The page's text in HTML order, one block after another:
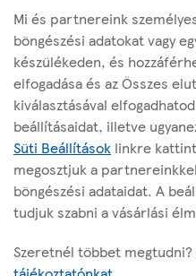
Az oldalról
Hasznos linkek
Mi és partnereink
böngészési adatokat vagy
készülékeden, és
elfogadása és az Összes
kiválasztásával
beállításaidat, illetve
Süti Beállítások linkre
megosztjuk a
böngészési adataidat. A
tudjuk szabni a vásárlási
Szeretnél többet megtudni?